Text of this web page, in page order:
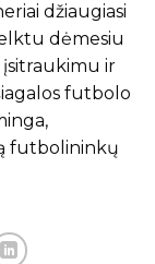
džiaugiasi
dėmesiu
ir
futbolo
futbolininkų